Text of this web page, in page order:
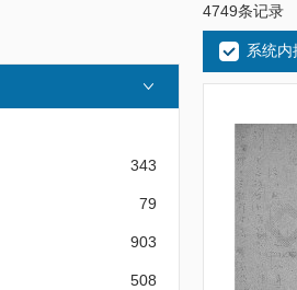
343
79
903
508
4749条记录
系统内